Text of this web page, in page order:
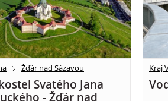
Žďár nad Sázavou
Svatého Jana
- Žďár nad
Kraj